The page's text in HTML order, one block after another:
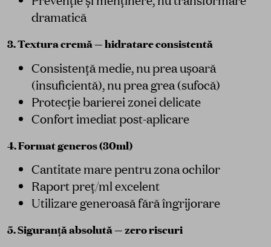
dramatică
3. Textura cremă — hidratare consistentă
Consistență medie, nu prea ușoară
(insuficientă), nu prea grea (sufocă)
Protecție barierei zonei delicate
Confort imediat post-aplicare
4. Format generos (30ml)
Cantitate mare pentru zona ochilor
Raport preț/ml excelent
Utilizare generoasă fără îngrijorare
5. Siguranță absolută — zero riscuri